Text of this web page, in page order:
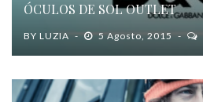
ÓCULOS DE SOL OUTLET
BY LUZIA 5 Agosto, 2015